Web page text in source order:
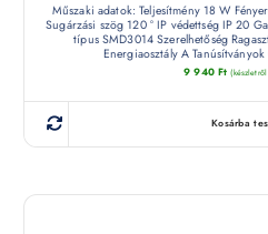
Műszaki adatok: Teljesítmény 18 W
Sugárzási szög 120 ° IP védettség IP 20
típus SMD3014 Szerelhetőség
Energiaosztály A
9 940 Ft
Kosárba